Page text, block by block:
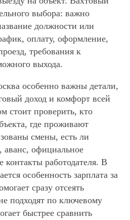
выбора: важно
должности или
оплату, оформление,
требования к
выхода.
особенно важны детали,
доход и комфорт всей
стоит проверить, кто
где проживают
смены, есть ли
аванс, официальное
работодателя. В
особенность зарплата за
сразу отсеять
подходят по ключевому
быстрее сравнить